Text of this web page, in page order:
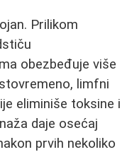
Prilikom
obezbeđuje više
limfni
eliminiše toksine i
daje osećaj
prvih nekoliko